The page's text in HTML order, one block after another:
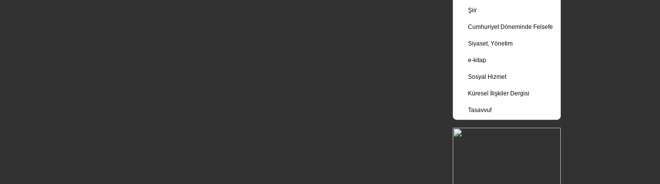
Şiir
Cumhuriyet Döneminde Felsefe
Siyaset, Yönetim
e-kitap
Sosyal Hizmet
Küresel İlişkiler Dergisi
Tasavvuf